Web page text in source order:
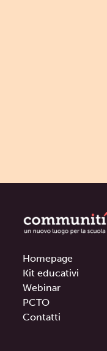
Homepage
Kit educativi
Webinar
PCTO
Contatti